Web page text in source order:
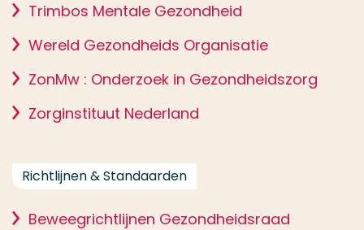
Trimbos Mentale Gezondheid
Wereld Gezondheids Organisatie
ZonMw : Onderzoek in Gezondheidszorg
Zorginstituut Nederland
Richtlijnen & Standaarden
Beweegrichtlijnen Gezondheidsraad